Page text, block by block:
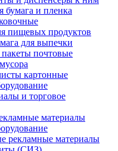
бумага и пленка
пищевых продуктов
для выпечки
почтовые
картонные
и торговое
материалы
рекламные материалы